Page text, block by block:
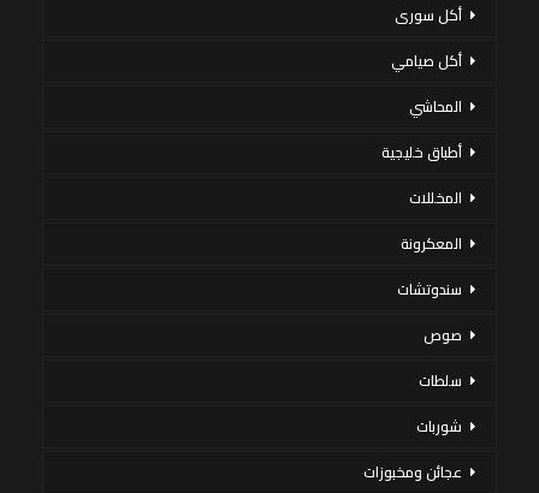
أكل سورى
أكل صيامي
المحاشي
أطباق خليجية
المخللات
المعكرونة
سندوتشات
صوص
سلطات
شوربات
عجائن ومخبوزات